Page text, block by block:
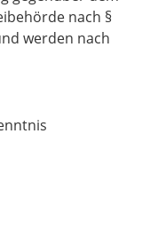
nach §
werden nach